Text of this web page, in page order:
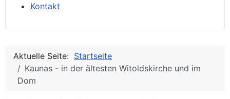
Kontakt
Aktuelle Seite: Startseite
Kaunas - in der ältesten Witoldskirche und im
Dom